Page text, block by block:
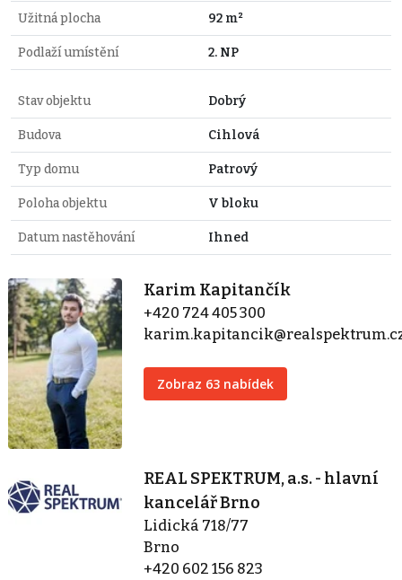
Užitná plocha 92 m²
Podlaží umístění 2. NP
Stav objektu Dobrý
Budova Cihlová
Typ domu Patrový
Poloha objektu V bloku
Datum nastěhování Ihned
Karim Kapitančík
+420 724 405 300
Zobraz 63 nabídek
REAL SPEKTRUM, a.s. - hlavní
kancelář Brno
Lidická 718/77
Brno
+420 602 156 823